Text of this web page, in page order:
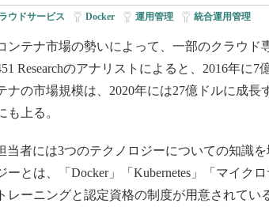
ウドサービス Docker 運用管理 統合運用管理
テナ市場の勢いによって、一部のクラウド
Researchのアナリストによると、2016年に7
ナの市場規模は、2020年には27億ドルに成長
も上る。
者には3つのテクノロジーについての知識を
とは、「Docker」「Kubernetes」「マイクロ
ーニングと認定資格の制度が用意されてい